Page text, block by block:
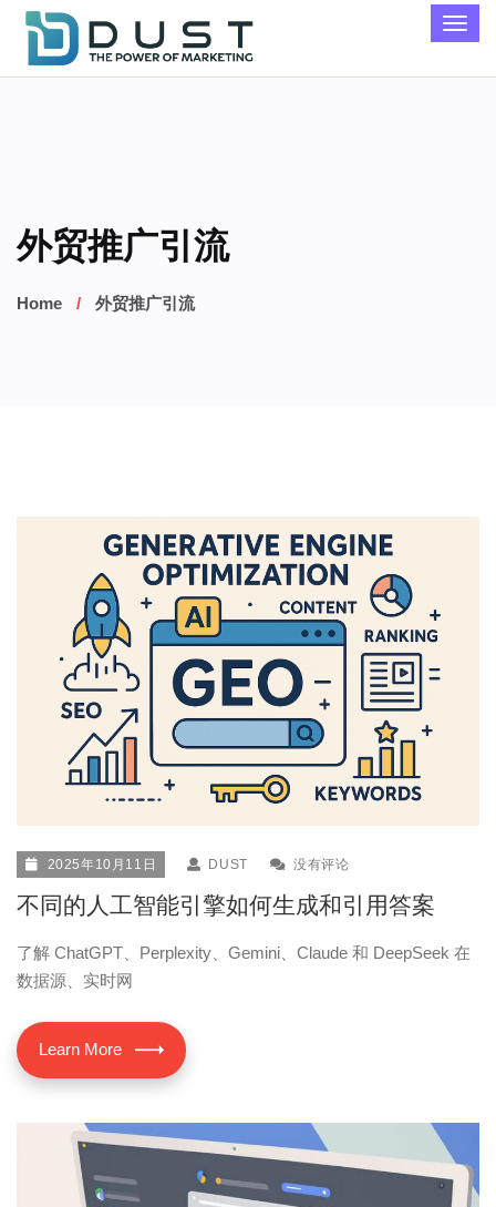
外贸推广引流
Home 外贸推广引流
2025年10月11日 DUST 没有评论
不同的人工智能引擎如何生成和引用答案
了解 ChatGPT、Perplexity、Gemini、Claude 和 DeepSeek 在
数据源、实时网
Learn More